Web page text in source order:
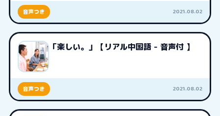
音声つき 2021.08.02
「楽しい。」【リアル中国語 - 音声付 】
音声つき 2021.08.02